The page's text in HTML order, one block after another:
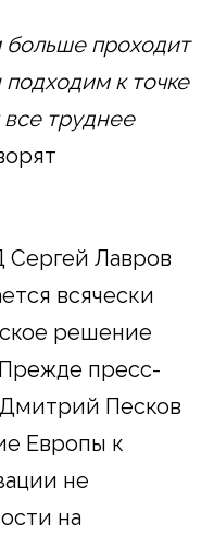
проходит
к точке
все труднее
Сергей Лавров
всячески
решение
пресс-
Песков
Европы к
не
на